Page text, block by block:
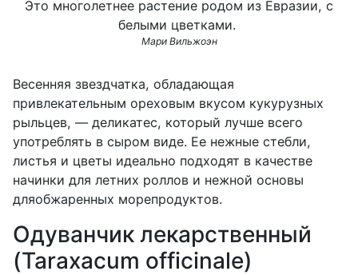
Это многолетнее растение родом из Евразии, с
белыми цветками.
Мари Вильжоэн
Весенняя звездчатка, обладающая
привлекательным ореховым вкусом кукурузных
рыльцев, — деликатес, который лучше всего
употреблять в сыром виде. Ее нежные стебли,
листья и цветы идеально подходят в качестве
начинки для летних роллов и нежной основы
дляобжаренных морепродуктов.
Одуванчик лекарственный
(Taraxacum officinale)